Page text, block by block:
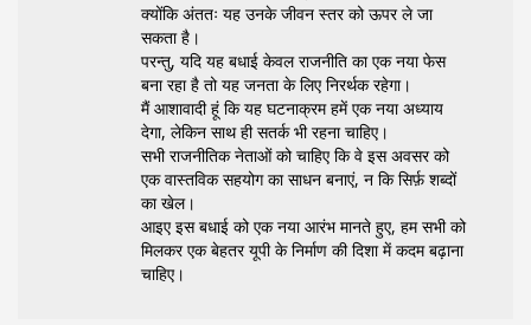
क्योंकि अंततः यह उनके जीवन स्तर को ऊपर ले जा
सकता है।
परन्तु, यदि यह बधाई केवल राजनीति का एक नया फेस
बना रहा है तो यह जनता के लिए निरर्थक रहेगा।
मैं आशावादी हूं कि यह घटनाक्रम हमें एक नया अध्याय
देगा, लेकिन साथ ही सतर्क भी रहना चाहिए।
सभी राजनीतिक नेताओं को चाहिए कि वे इस अवसर को
एक वास्तविक सहयोग का साधन बनाएं, न कि सिर्फ़ शब्दों
का खेल।
आइए इस बधाई को एक नया आरंभ मानते हुए, हम सभी को
मिलकर एक बेहतर यूपी के निर्माण की दिशा में कदम बढ़ाना
चाहिए।